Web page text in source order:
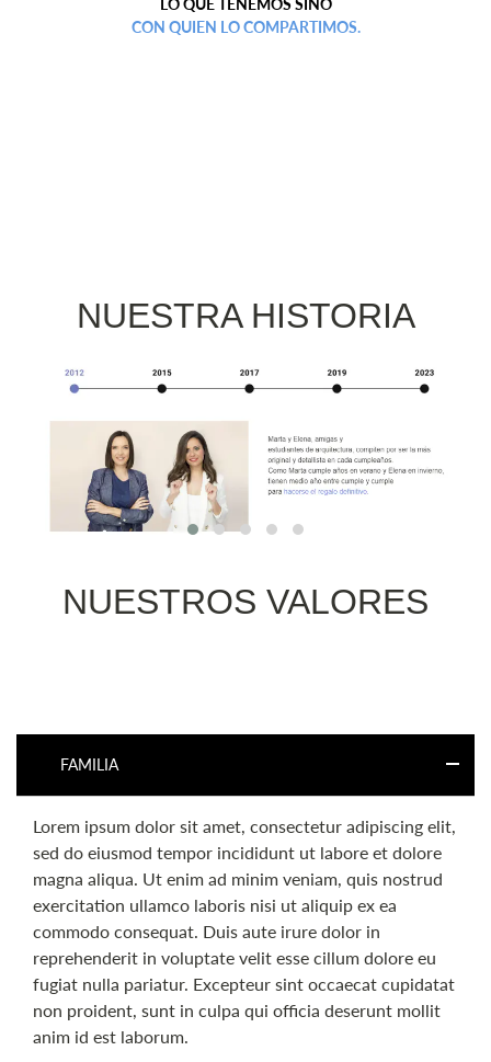
LO QUE TENEMOS SINO
CON QUIEN LO COMPARTIMOS.
NUESTRA HISTORIA
NUESTROS VALORES
FAMILIA
Lorem ipsum dolor sit amet, consectetur adipiscing elit,
sed do eiusmod tempor incididunt ut labore et dolore
magna aliqua. Ut enim ad minim veniam, quis nostrud
exercitation ullamco laboris nisi ut aliquip ex ea
commodo consequat. Duis aute irure dolor in
reprehenderit in voluptate velit esse cillum dolore eu
fugiat nulla pariatur. Excepteur sint occaecat cupidatat
non proident, sunt in culpa qui officia deserunt mollit
anim id est laborum.